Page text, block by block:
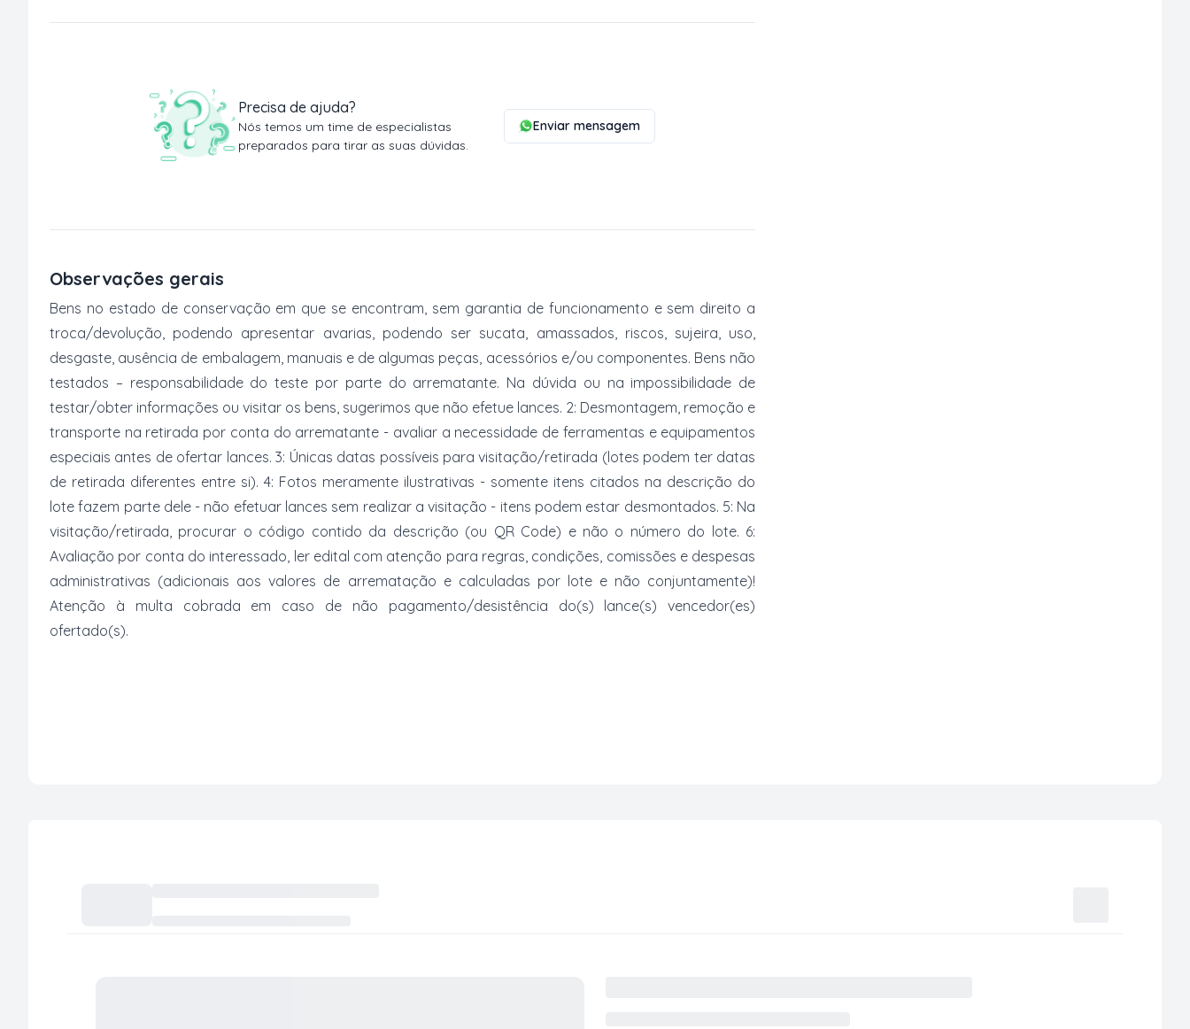
Precisa de ajuda?
Nós temos um time de especialistas
preparados para tirar as suas dúvidas.
Enviar mensagem
Observações gerais
Bens no estado de conservação em que se encontram, sem garantia de funcionamento e sem direito a
troca/devolução, podendo apresentar avarias, podendo ser sucata, amassados, riscos, sujeira, uso,
desgaste, ausência de embalagem, manuais e de algumas peças, acessórios e/ou componentes. Bens não
testados – responsabilidade do teste por parte do arrematante. Na dúvida ou na impossibilidade de
testar/obter informações ou visitar os bens, sugerimos que não efetue lances. 2: Desmontagem, remoção e
transporte na retirada por conta do arrematante - avaliar a necessidade de ferramentas e equipamentos
especiais antes de ofertar lances. 3: Únicas datas possíveis para visitação/retirada (lotes podem ter datas
de retirada diferentes entre si). 4: Fotos meramente ilustrativas - somente itens citados na descrição do
lote fazem parte dele - não efetuar lances sem realizar a visitação - itens podem estar desmontados. 5: Na
visitação/retirada, procurar o código contido da descrição (ou QR Code) e não o número do lote. 6:
Avaliação por conta do interessado, ler edital com atenção para regras, condições, comissões e despesas
administrativas (adicionais aos valores de arrematação e calculadas por lote e não conjuntamente)!
Atenção à multa cobrada em caso de não pagamento/desistência do(s) lance(s) vencedor(es)
ofertado(s).